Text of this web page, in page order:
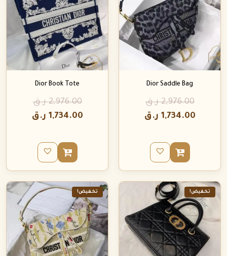
Dior Saddle Bag
2,976.00 ر.ق
1,734.00 ر.ق
Dior Book Tote
2,976.00 ر.ق
1,734.00 ر.ق
تخفيض! تخفيض!